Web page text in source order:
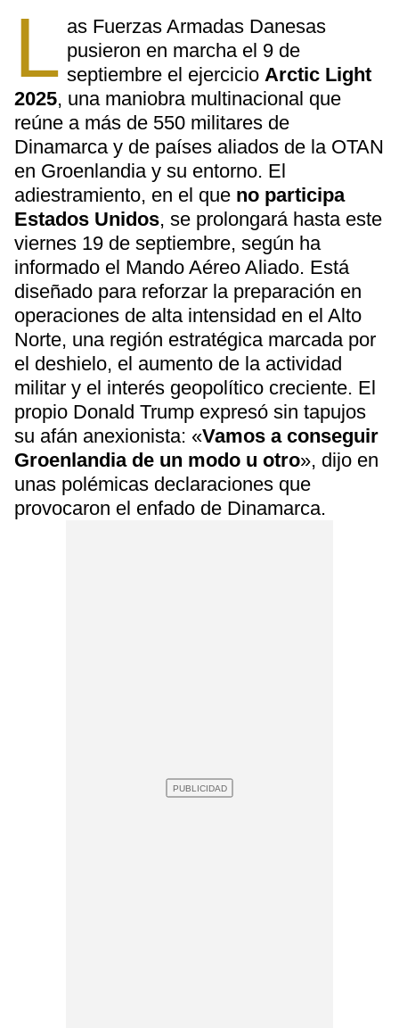
L as Fuerzas Armadas Danesas
pusieron en marcha el 9 de
septiembre el ejercicioArctic Light
2025, una maniobra multinacional que
reúne a más de 550 militares de
Dinamarca y de países aliados de la OTAN
en Groenlandia y su entorno. El
adiestramiento, en el que no participa
Estados Unidos, se prolongará hasta este
viernes 19 de septiembre, según ha
informado el Mando Aéreo Aliado. Está
diseñado para reforzar la preparación en
operaciones de alta intensidad en el Alto
Norte, una región estratégica marcada por
el deshielo, el aumento de la actividad
militar y el interés geopolítico creciente. El
propio Donald Trump expresó sin tapujos
su afán anexionista: «Vamos a conseguir
Groenlandia de un modo u otro», dijo en
unas polémicas declaraciones que
provocaron el enfado de Dinamarca.